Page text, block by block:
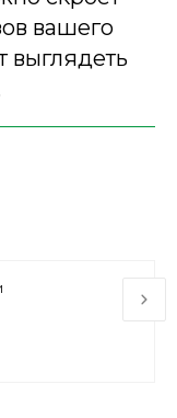
вашего
выглядеть